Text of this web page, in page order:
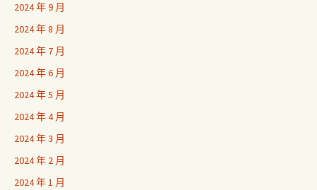
2024 年 9 月
2024 年 8 月
2024 年 7 月
2024 年 6 月
2024 年 5 月
2024 年 4 月
2024 年 3 月
2024 年 2 月
2024 年 1 月